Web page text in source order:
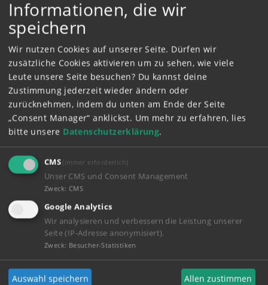
Chancen bei ihr hat.
In der Hörspiel-Folge 83 „Freddy verliebt sich“ staunen
Bibi und Tina nicht schlecht, als Freddy sich plötzlich
bei ihnen für den Reitunterricht anmeldet. Er fährt doch
eigentlich viel lieber Moped ...? Aber auf dem Weg zum
Martinshof ist Freddy Amélie, einem neuen Feriengast,
begegnet – und hat sich sofort verknallt. Um in ihrer
Nähe sein zu können, will er denselben Reitkurs
belegen wie sie. Doch immer, wenn er mit Amélie reden
vernünftiges Wort herausbringt. Amélie hingegen
scheint Freddy gar nicht zu bemerken. Was kann Freddy
nur tun, damit Amélie ihn endlich sieht?
Informationen, die wir
speichern
Wir nutzen Cookies auf unserer Seite. Dürfen wir
zusätzliche Cookies aktivieren um zu sehen, wie viele
Leute unsere Seite besuchen? Du kannst deine
Zustimmung jederzeit wieder ändern oder
zurücknehmen, indem du unten am Ende der Seite
„Consent Manager“ anklickst. Um mehr zu erfahren, lies
bitte unsere Datenschutzerklärung.
CMS (immer erforderlich)
Unser CMS und Consent Management
Zweck: CMS
Google Analytics
Wir analysieren und verbessern die Leistung unserer
Seite (IP-Adresse anonymisiert).
Zweck: Besucher-Statistiken
Auswahl speichern Allen zustimmen